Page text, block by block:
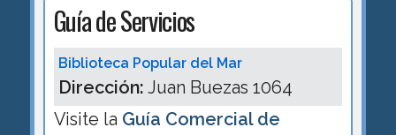
Guía de Servicios
Biblioteca Popular del Mar
Dirección: Juan Buezas 1064
Visite la Guía Comercial de